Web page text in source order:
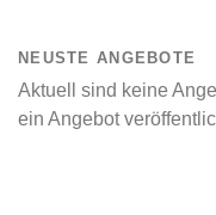
NEUSTE ANGEBOTE
Aktuell sind keine
ein Angebot